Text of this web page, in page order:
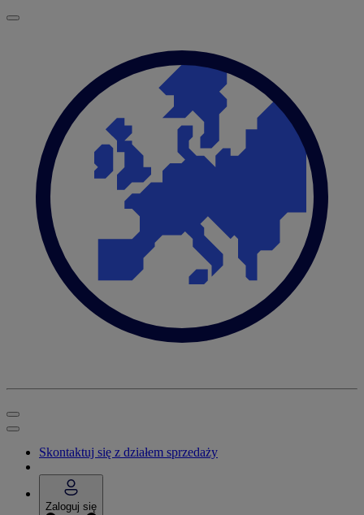
Skontaktuj się z działem sprzedaży
Zaloguj się